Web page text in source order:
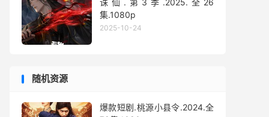
诛仙.第3季.2025.全26
集.1080p
2025-10-24
随机资源
爆款短剧.桃源小县令.2024.全